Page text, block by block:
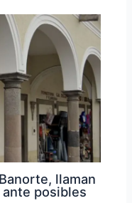
llaman
posibles